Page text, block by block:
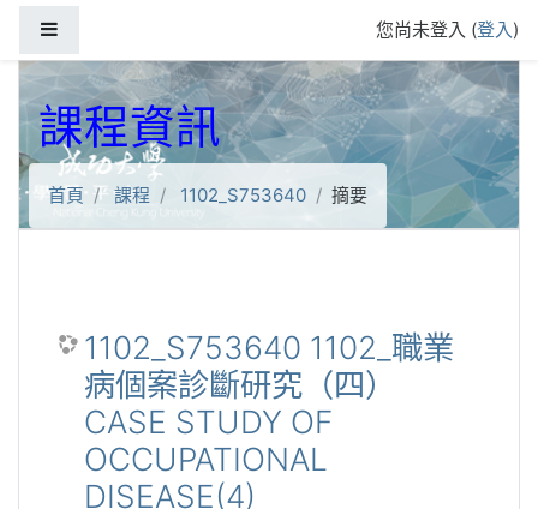
您尚未登入 (登入)
課程資訊
首頁 課程 1102_S753640 摘要
1102_S753640 1102_職業
病個案診斷研究（四）
CASE STUDY OF
OCCUPATIONAL
DISEASE(4)